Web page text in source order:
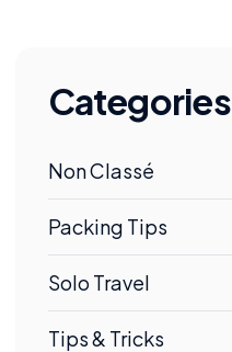
Categories
Non Classé
Packing Tips
Solo Travel
Tips & Tricks